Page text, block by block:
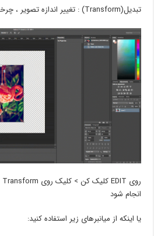
تبدیل(Transform) : تغییر اندازه تصویر ، چرخش ، برعکس کردن
انجام شود
یا اینکه از میانبرهای زیر استفاده کنید: